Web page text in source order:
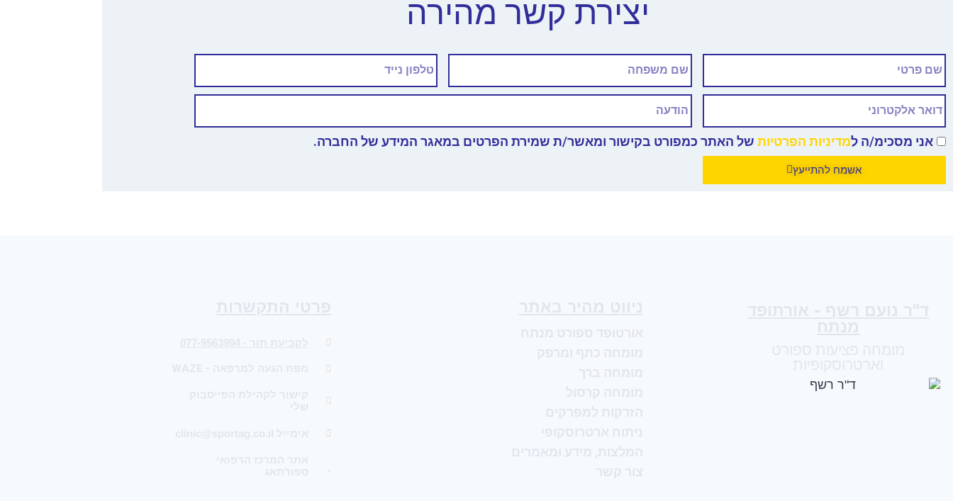
יצירת קשר מהירה
אני מסכימ/ה למדיניות הפרטיות של האתר כמפורט בקישור ומאשר/ת שמירת הפרטים במאגר המידע של החברה.
אשמח להתייעץ